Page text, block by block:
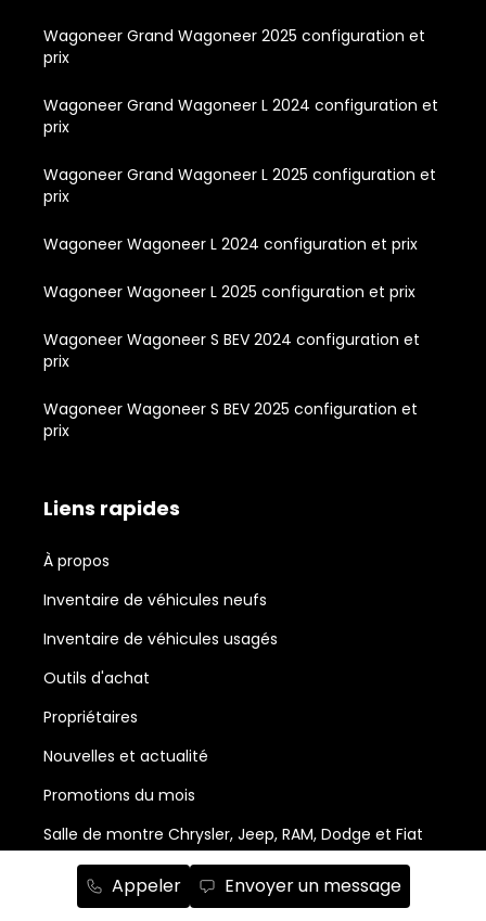
Appeler Envoyer un message
Wagoneer Grand Wagoneer 2025 configuration et
prix
Wagoneer Grand Wagoneer L 2024 configuration et
prix
Wagoneer Grand Wagoneer L 2025 configuration et
prix
Wagoneer Wagoneer L 2024 configuration et prix
Wagoneer Wagoneer L 2025 configuration et prix
Wagoneer Wagoneer S BEV 2024 configuration et
prix
Wagoneer Wagoneer S BEV 2025 configuration et
prix
Liens rapides
À propos
Inventaire de véhicules neufs
Inventaire de véhicules usagés
Outils d'achat
Propriétaires
Nouvelles et actualité
Promotions du mois
Salle de montre Chrysler, Jeep, RAM, Dodge et Fiat
Abonnement à l'infolettre